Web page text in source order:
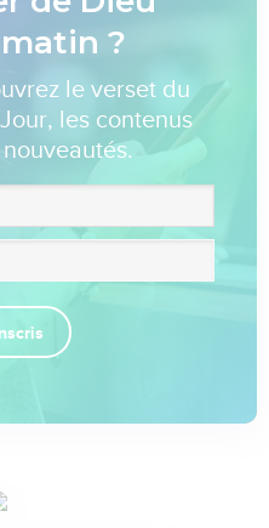
?
le verset du
les contenus